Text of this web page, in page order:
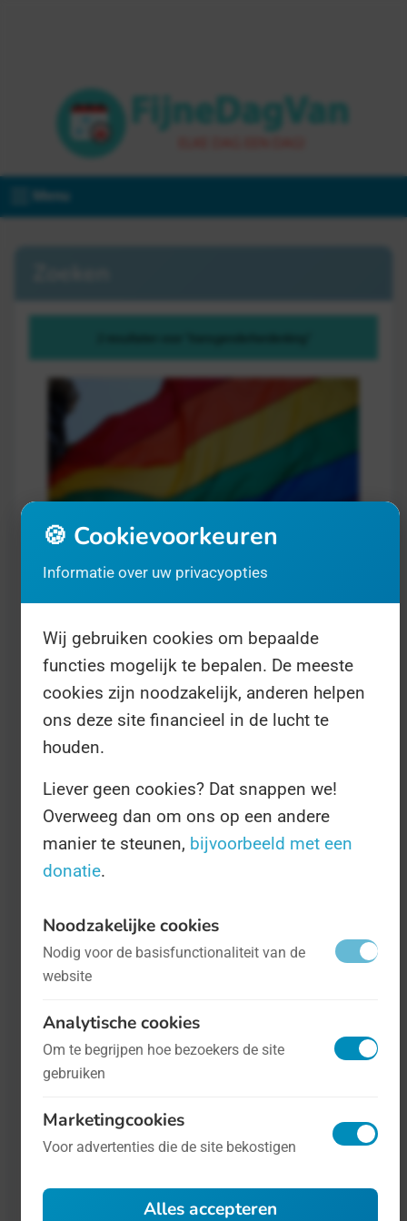
Menu
Internationale Dag van de
Transgenderherdenking- op 20
november
Mens en maatschappij
Transgenders hebben veel last van
transfobie in de maatschappij. Alle
acceptatie-initiatieven zoals Pride-
evenementen ten spijt is discriminatie
van trans- en interseksepersonen nog
aan de orde van de dag - ja, ook in het
Mens en maatschappij
🍪 Cookievoorkeuren
Informatie over uw privacyopties
Wij gebruiken cookies om bepaalde
functies mogelijk te bepalen. De meeste
cookies zijn noodzakelijk, anderen helpen
ons deze site financieel in de lucht te
houden.
Liever geen cookies? Dat snappen we!
Overweeg dan om ons op een andere
manier te steunen, bijvoorbeeld met een
donatie.
Noodzakelijke cookies
Nodig voor de basisfunctionaliteit van de
website
Analytische cookies
Om te begrijpen hoe bezoekers de site
gebruiken
Marketingcookies
Voor advertenties die de site bekostigen
Alles accepteren